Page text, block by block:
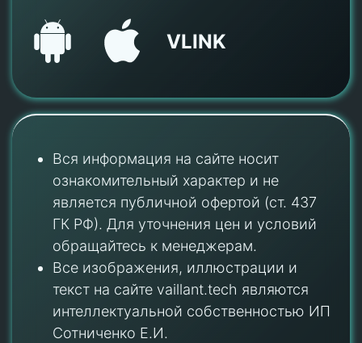
VLINK
Вся информация на сайте носит
ознакомительный характер и не
является публичной офертой (ст. 437
ГК РФ). Для уточнения цен и условий
обращайтесь к менеджерам.
Все изображения, иллюстрации и
текст на сайте vaillant.tech являются
интеллектуальной собственностью ИП
Сотниченко Е.И.